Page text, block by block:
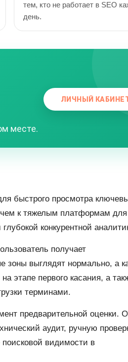
тем, кто не работает в SEO
день.
месте.
ЛИЧНЫЙ
быстрого просмотра
чем к тяжелым платформам для
конкурентной
получает
зоны выглядят нормально, а
этапе первого касания, а
терминами.
предварительной оценки.
аудит, ручную
видимости в